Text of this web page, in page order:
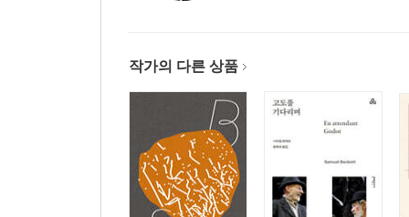
작가의 다른 상품